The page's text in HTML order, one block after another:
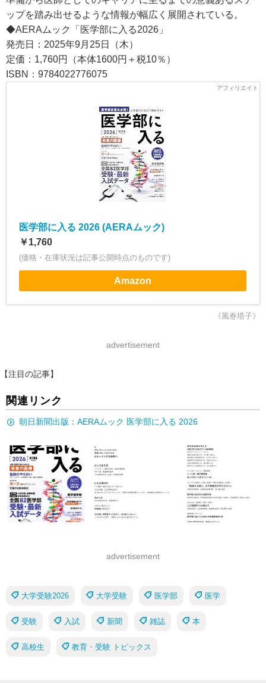
ップを踏み出せるような情報が幅広く展開されている。
◆AERAムック「医学部に入る2026」
発売日：2025年9月25日（木）
定価：1,760円（本体1600円＋税10％）
ISBN：9784022776075
医学部に入る 2026 (AERAムック)
￥1,760
(価格・在庫状況は記事公開時点のものです)
Amazon
《風巻塔子》
advertisement
【注目の記事】
関連リンク
朝日新聞出版：AERAムック 医学部に入る 2026
advertisement
大学受験2026 大学受験 医学部 医学
受験 入試 新聞 雑誌 本
高校生 教育・受験 トピックス